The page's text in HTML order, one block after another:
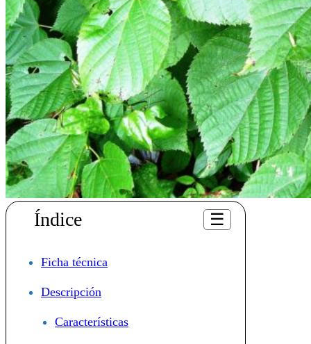
Índice ☰
Ficha técnica
Descripción
Características